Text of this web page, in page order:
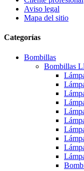
Aviso legal
Mapa del sitio
Categorías
Bombillas
Bombillas